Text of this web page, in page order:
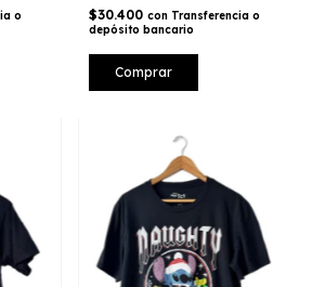
o
$30.400 con Transferencia o
depósito bancario
Comprar